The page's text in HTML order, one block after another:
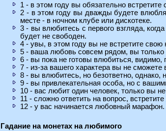
1 - в этом году вы обязательно
2 - в этом году вы дважды будете
месте - в ночном клубе или дискотеке.
3 - вы влюбитесь с первого взгляда,
будет не свободен.
4 - увы, в этом году вы не встретите
5 - ваша любовь совсем рядом, вы только
6 - вы пока не готовы влюбиться,
7 - из-за вашего характера вы не сможете
8 - вы влюбитесь, но безответно, однако,
9 - вы привлекательная особа, но с
10 - вас любит один человек, только вы
11 - сложно ответить на вопрос,
12 - у вас начинается любовный
Гадание на монетах на любимого